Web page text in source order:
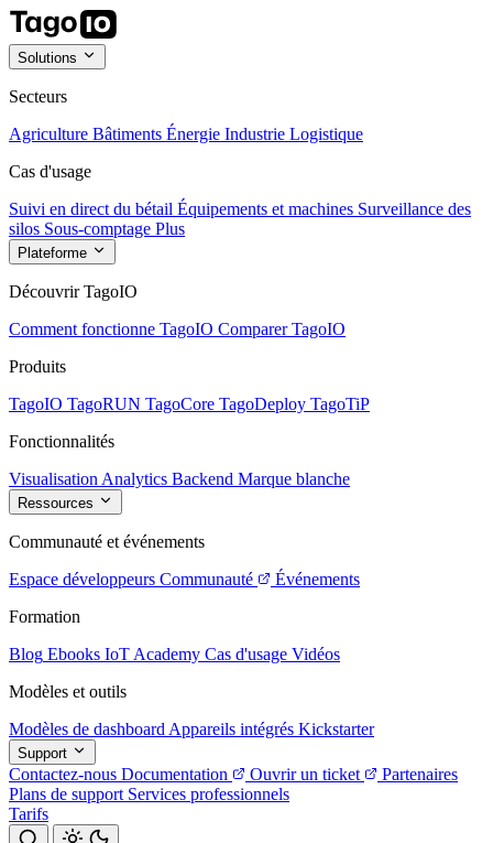
Solutions
Secteurs
Agriculture Bâtiments Énergie Industrie Logistique
Cas d'usage
Suivi en direct du bétail Équipements et machines Surveillance des
silos Sous-comptage Plus
Plateforme
Découvrir TagoIO
Comment fonctionne TagoIO Comparer TagoIO
Produits
TagoIO TagoRUN TagoCore TagoDeploy TagoTiP
Fonctionnalités
Visualisation Analytics Backend Marque blanche
Ressources
Communauté et événements
Espace développeurs Communauté
Événements
Formation
Blog Ebooks IoT Academy Cas d'usage Vidéos
Modèles et outils
Modèles de dashboard Appareils intégrés Kickstarter
Support
Contactez-nous Documentation Ouvrir un ticket
Partenaires
Plans de support Services professionnels
Tarifs